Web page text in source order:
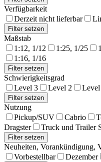
Verfügbarkeit
Derzeit nicht lieferbar
Maßstab
1:12, 1/12
1:25, 1/25
1:16, 1/16
Schwierigkeitsgrad
Level 3
Level 2
Nutzung
Pickup/SUV
Cabrio
Dragster
Truck und Trailer
Neuheiten, Vorankündigung,
Vorbestellbar
Dezember